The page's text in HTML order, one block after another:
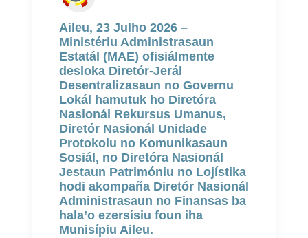
Aileu, 23 Julho 2026 –
Ministériu Administrasaun
Estatál (MAE) ofisiálmente
desloka Diretór-Jerál
Desentralizasaun no Governu
Lokál hamutuk ho Diretóra
Nasionál Rekursus Umanus,
Diretór Nasionál Unidade
Protokolu no Komunikasaun
Sosiál, no Diretóra Nasionál
Jestaun Patrimóniu no Lojístika
hodi akompaña Diretór Nasionál
Administrasaun no Finansas ba
hala’o ezersísiu foun iha
Munisípiu Aileu.